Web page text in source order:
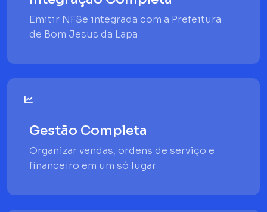
Emitir NFSe integrada com a Prefeitura
de Bom Jesus da Lapa
Gestão Completa
Organizar vendas, ordens de serviço e
financeiro em um só lugar